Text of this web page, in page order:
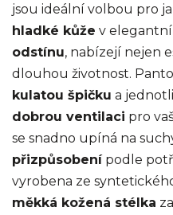
jsou ideální volbou pro
hladké kůže v
odstínu, nabízejí nejen
dlouhou životnost.
kulatou špičku a
dobrou ventilaci pro
se snadno upíná na
přizpůsobenípodle
vyrobena ze
měkká kožená stélka